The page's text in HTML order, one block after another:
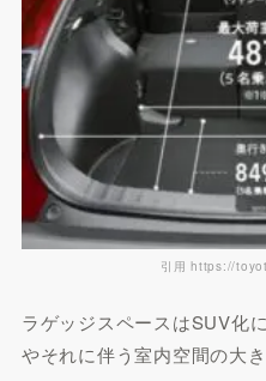
引用 https://
ラゲッジスペースはSUV化
やそれに伴う室内空間の大